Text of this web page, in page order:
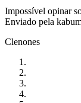
Impossível opinar
Enviado pela
Clenones